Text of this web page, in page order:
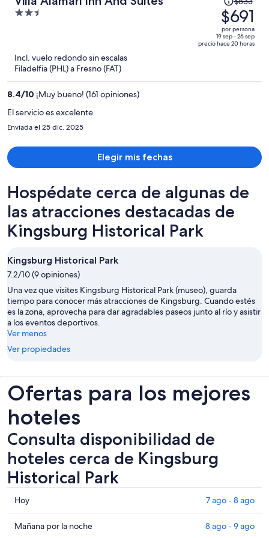
2.5
precio
era
de
$833
$691
por persona
19 sep - 26 sep
precio hace 20 horas
Incl. vuelo redondo sin escalas
Filadelfia (PHL) a Fresno (FAT)
8.4/10 ¡Muy bueno! (161 opiniones)
El servicio es excelente
Enviada el 25 dic. 2025
Elegir mis fechas
Hospédate cerca de algunas de
las atracciones destacadas de
Kingsburg Historical Park
Kingsburg Historical Park
7.2/10 (9 opiniones)
Una vez que visites Kingsburg Historical Park (museo), guarda
tiempo para conocer más atracciones de Kingsburg. Cuando estés
es la zona, aprovecha para dar agradables paseos junto al río y asistir
a los eventos deportivos.
Ver menos
Ver propiedades
Ofertas para los mejores
hoteles
Consulta disponibilidad de
hoteles cerca de Kingsburg
Historical Park
Consultar
los
precios
Hoy 7 ago - 8 ago
Consultar
Mañana por la noche 8 ago - 9 ago